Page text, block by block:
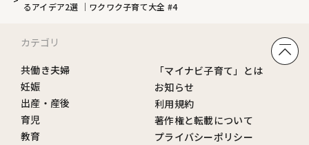
るアイデア2選 ｜ワクワク子育て大全 #4
カテゴリ
共働き夫婦
妊娠
出産・産後
育児
教育
「マイナビ子育て」とは
お知らせ
利用規約
著作権と転載について
プライバシーポリシー